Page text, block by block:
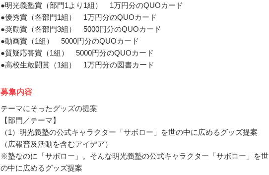
●明光義塾賞（部門1より1組） 1万円分のQUOカード
●優秀賞（各部門1組） 1万円分のQUOカード
●奨励賞（各部門3組） 5000円分のQUOカード
●動画賞（1組） 5000円分のQUOカード
●質疑応答賞（1組） 5000円分のQUOカード
●高校生敢闘賞（1組） 1万円分の図書カード
募集内容
テーマにそったグッズの提案
【部門／テーマ】
（1）明光義塾の公式キャラクター「サボロー」を世の中に広めるグッズ提案
（広報普及活動を含むアイデア）
※塾なのに「サボロー」。そんな明光義塾の公式キャラクター「サボロー」を世
の中に広めるグッズ提案